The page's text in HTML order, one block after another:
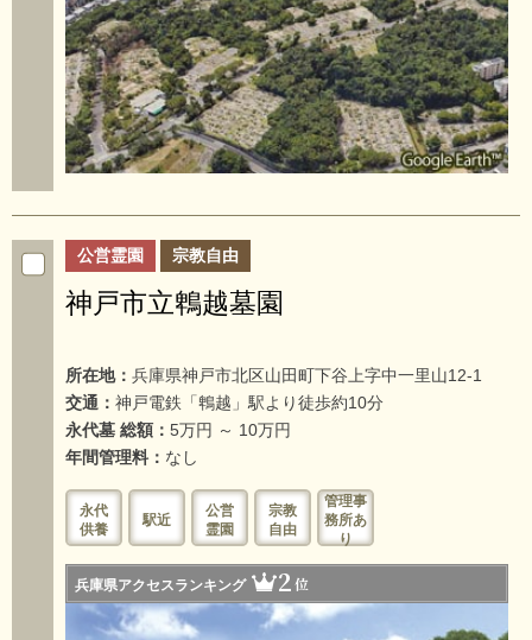
公営霊園 宗教自由
神戸市立鵯越墓園
所在地： 兵庫県神戸市北区山田町下谷上字中一里山12-1
交通： 神戸電鉄「鵯越」駅より徒歩約10分
永代墓 総額： 5万円 ～ 10万円
年間管理料： なし
永代
供養
駅近
公営
霊園
宗教
自由
管理事
務所あ
り
兵庫県アクセスランキング 2位